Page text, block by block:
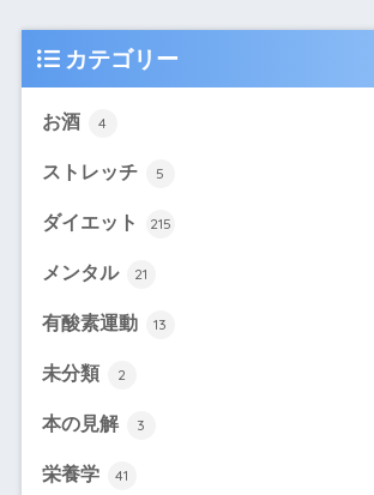
カテゴリー
お酒 4
ストレッチ 5
ダイエット 215
メンタル 21
有酸素運動 13
未分類 2
本の見解 3
栄養学 41